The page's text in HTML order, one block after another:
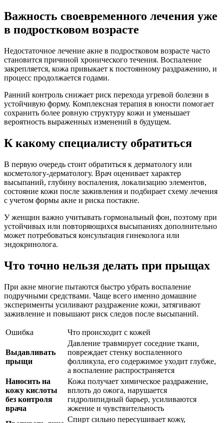
Важность своевременного лечения уже
в подростковом возрасте
Недостаточное лечение акне в подростковом возрасте часто
становится причиной хронического течения. Воспаление
закрепляется, кожа привыкает к постоянному раздражению, и
процесс продолжается годами.
Ранний контроль снижает риск перехода угревой болезни в
устойчивую форму. Комплексная терапия в юности помогает
сохранить более ровную структуру кожи и уменьшает
вероятность выраженных изменений в будущем.
К какому специалисту обратиться
В первую очередь стоит обратиться к дерматологу или
косметологу-дерматологу. Врач оценивает характер
высыпаний, глубину воспаления, локализацию элементов,
состояние кожи после заживления и подбирает схему лечения
с учетом формы акне и риска постакне.
У женщин важно учитывать гормональный фон, поэтому при
устойчивых или повторяющихся высыпаниях дополнительно
может потребоваться консультация гинеколога или
эндокринолога.
Что точно нельзя делать при прыщах
При акне многие пытаются быстро убрать воспаление
подручными средствами. Чаще всего именно домашние
эксперименты усиливают раздражение кожи, затягивают
заживление и повышают риск следов после высыпаний.
Ошибка Что происходит с кожей
Выдавливать
прыщи
Давление травмирует соседние ткани,
повреждает стенку воспаленного
фолликула, его содержимое уходит глубже,
а воспаление распространяется
Наносить на
кожу кислоты
без контроля
врача
Кожа получает химическое раздражение,
вплоть до ожога, нарушается
гидролипидный барьер, усиливаются
жжение и чувствительность
Спирт сильно пересушивает кожу,